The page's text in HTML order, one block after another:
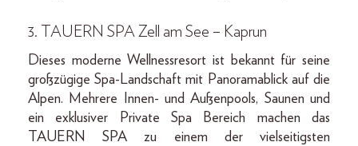
3. TAUERN SPA Zell am See – Kaprun
Dieses moderne Wellnessresort ist bekannt für seine
großzügige Spa-Landschaft mit Panoramablick auf die
Alpen. Mehrere Innen- und Außenpools, Saunen und
ein exklusiver Private Spa Bereich machen das
TAUERN SPA zu einem der vielseitigsten